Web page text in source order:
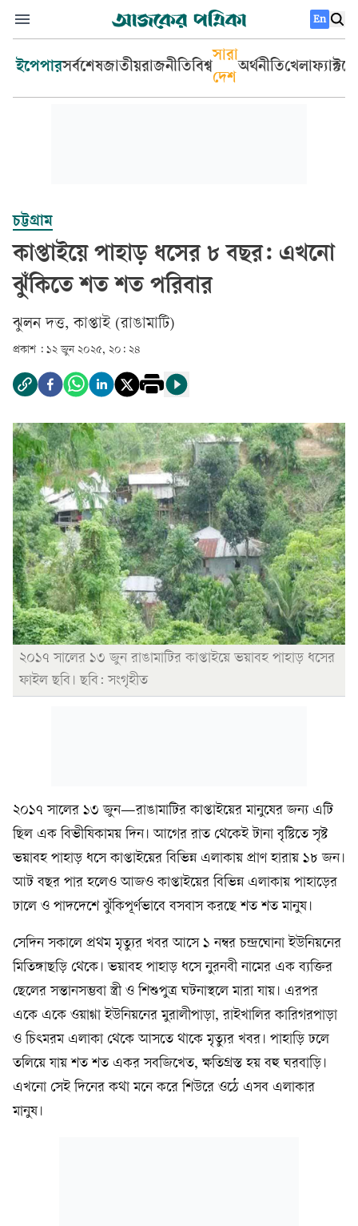
En
ইপেপারসর্বশেষজাতীয়রাজনীতিবিশ্ব
সারা
দেশ
অর্থনীতিখেলা
চট্টগ্রাম
কাপ্তাইয়ে পাহাড় ধসের ৮ বছর: এখনো
ঝুঁকিতে শত শত পরিবার
ঝুলন দত্ত, কাপ্তাই (রাঙামাটি)
প্রকাশ : ১২ জুন ২০২৫, ২০: ২৪
২০১৭ সালের ১৩ জুন রাঙামাটির কাপ্তাইয়ে ভয়াবহ পাহাড় ধসের
ফাইল ছবি। ছবি: সংগৃহীত
২০১৭ সালের ১৩ জুন—রাঙামাটির কাপ্তাইয়ের মানুষের জন্য এটি
ছিল এক বিভীষিকাময় দিন। আগের রাত থেকেই টানা বৃষ্টিতে সৃষ্ট
ভয়াবহ পাহাড় ধসে কাপ্তাইয়ের বিভিন্ন এলাকায় প্রাণ হারায় ১৮ জন।
আট বছর পার হলেও আজও কাপ্তাইয়ের বিভিন্ন এলাকায় পাহাড়ের
ঢালে ও পাদদেশে ঝুঁকিপূর্ণভাবে বসবাস করছে শত শত মানুষ।
সেদিন সকালে প্রথম মৃত্যুর খবর আসে ১ নম্বর চন্দ্রঘোনা ইউনিয়নের
মিতিঙ্গাছড়ি থেকে। ভয়াবহ পাহাড় ধসে নুরনবী নামের এক ব্যক্তির
ছেলের সন্তানসম্ভবা স্ত্রী ও শিশুপুত্র ঘটনাস্থলে মারা যায়। এরপর
একে একে ওয়াগ্গা ইউনিয়নের মুরালীপাড়া, রাইখালির কারিগরপাড়া
ও চিৎমরম এলাকা থেকে আসতে থাকে মৃত্যুর খবর। পাহাড়ি ঢলে
তলিয়ে যায় শত শত একর সবজিখেত, ক্ষতিগ্রস্ত হয় বহু ঘরবাড়ি।
এখনো সেই দিনের কথা মনে করে শিউরে ওঠে এসব এলাকার
মানুষ।